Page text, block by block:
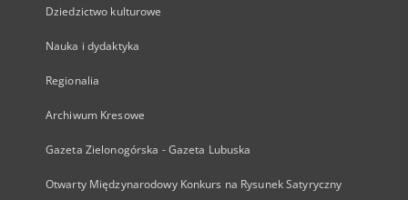
Dziedzictwo kulturowe
Nauka i dydaktyka
Regionalia
Archiwum Kresowe
Gazeta Zielonogórska - Gazeta Lubuska
Otwarty Międzynarodowy Konkurs na Rysunek Satyryczny